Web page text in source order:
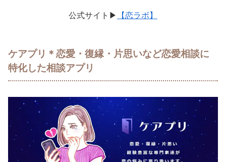
公式サイト▶ 【恋ラボ】
ケアプリ＊恋愛・復縁・片思いなど恋愛相談に
特化した相談アプリ